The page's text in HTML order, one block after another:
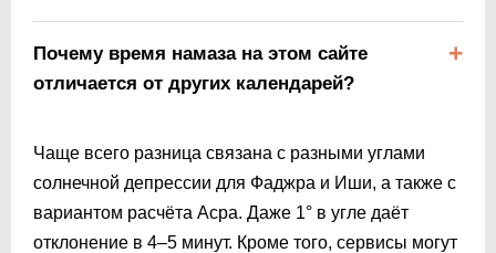
Почему время намаза на этом сайте
отличается от других календарей?
Чаще всего разница связана с разными углами
солнечной депрессии для Фаджра и Иши, а также с
вариантом расчёта Асра. Даже 1° в угле даёт
отклонение в 4–5 минут. Кроме того, сервисы могут